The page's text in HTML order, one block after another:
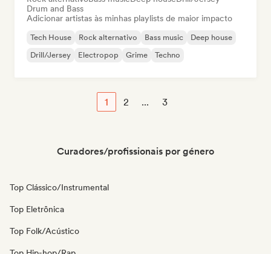
Drum and Bass
Adicionar artistas às minhas playlists de maior impacto
Tech House Rock alternativo Bass music
Deep house
Drill/Jersey
Electropop Grime Techno
1 2 ... 3
Curadores/profissionais por género
Top Clássico/Instrumental
Top Eletrônica
Top Folk/Acústico